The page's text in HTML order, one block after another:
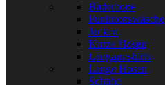
Bademode
Funktionswäsche
Jacken
Kurze Hosen
Langarmshirts
Lange Hosen
Schuhe